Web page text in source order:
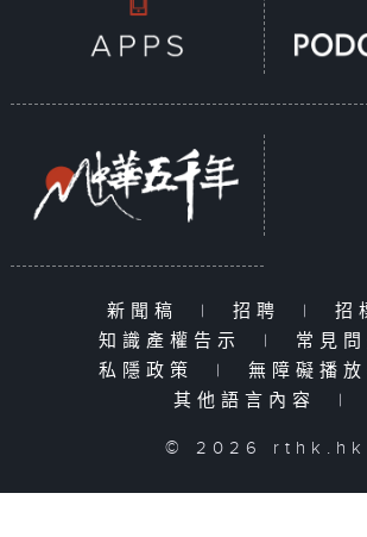
新聞稿 | 招聘 | 招
知識產權告示
| 常見
私隱政策
| 無障礙播
其他語言內容
|
© 2026 rthk.hk